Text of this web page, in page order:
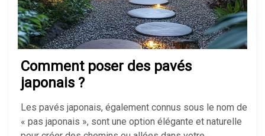
Comment poser des pavés
japonais ?
Les pavés japonais, également connus sous le nom de
« pas japonais », sont une option élégante et naturelle